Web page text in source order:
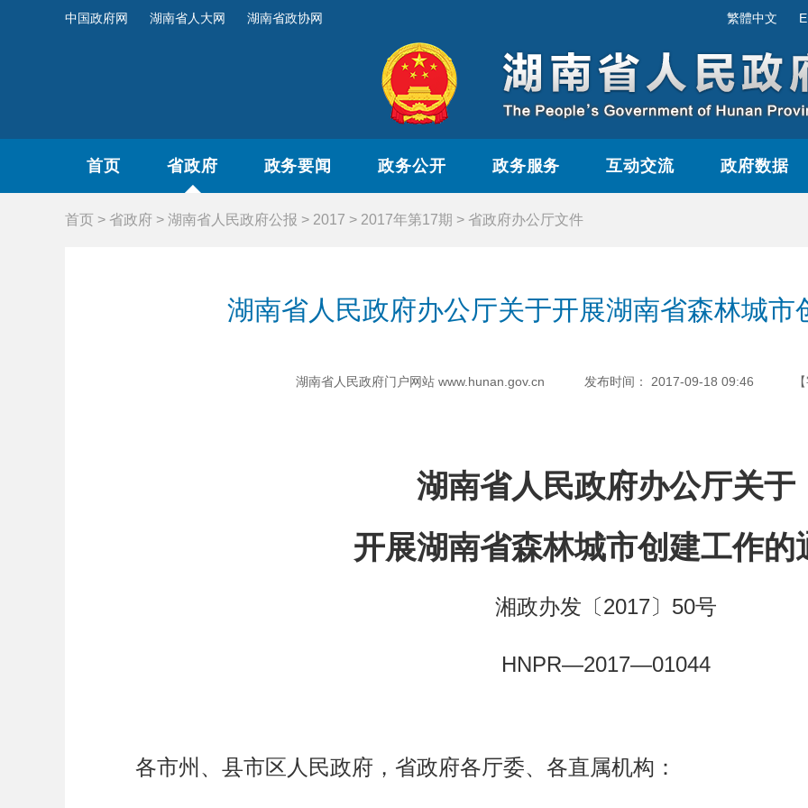
中国政府网 湖南省人大网 湖南省政协网 繁體中文
首页 省政府 政务要闻 政务公开 政务服务 互动交流 政府数据
首页 > 省政府 > 湖南省人民政府公报 > 2017 > 2017年第17期 > 省政府办公厅文件
湖南省人民政府办公厅关于开展湖南省森林城市
湖南省人民政府门户网站 www.hunan.gov.cn 发布时间： 2017-09-18 09:46
湖南省人民政府办公厅关于
开展湖南省森林城市创建工作的
湘政办发〔2017〕50号
HNPR—2017—01044
各市州、县市区人民政府，省政府各厅委、各直属机构：